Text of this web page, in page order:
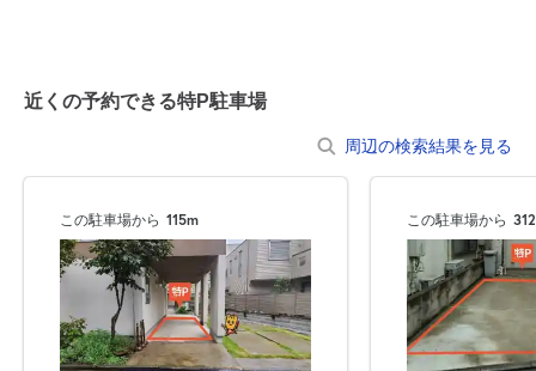
近くの予約できる特P駐車場
周辺の検索結果を見る
この駐車場から 115m この駐車場から